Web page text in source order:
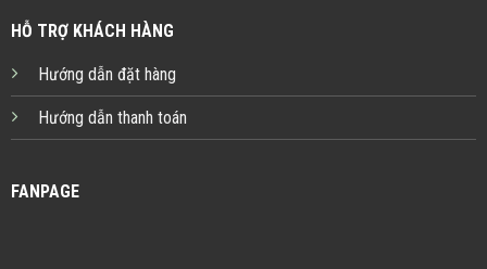
HỖ TRỢ KHÁCH HÀNG
Hướng dẫn đặt hàng
Hướng dẫn thanh toán
FANPAGE